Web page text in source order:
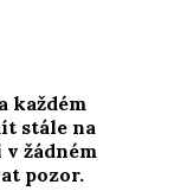
každém
stále na
v žádném
pozor.